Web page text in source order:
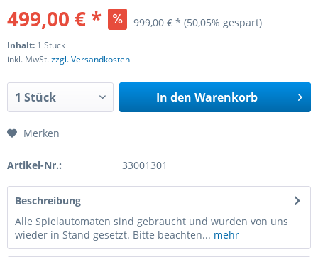
499,00 € * 999,00 € * (50,05% gespart)
Inhalt: 1 Stück
inkl. MwSt.zzgl. Versandkosten
In den Warenkorb
Merken
Artikel-Nr.: 33001301
Beschreibung
Alle Spielautomaten sind gebraucht und wurden von uns
wieder in Stand gesetzt. Bitte beachten... mehr